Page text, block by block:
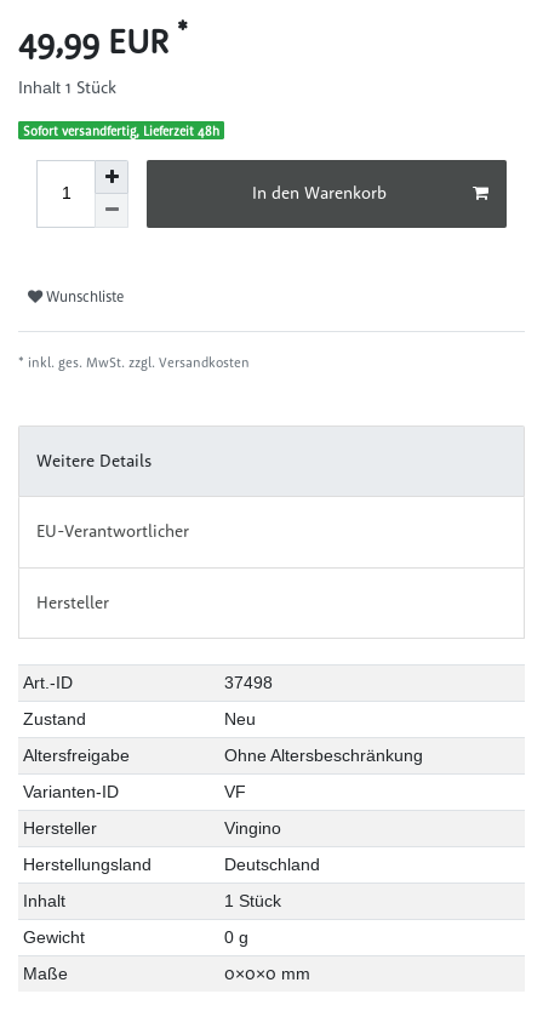
49,99 EUR *
Inhalt 1 Stück
Sofort versandfertig, Lieferzeit 48h
In den Warenkorb
Wunschliste
* inkl. ges. MwSt. zzgl. Versandkosten
Weitere Details
EU-Verantwortlicher
Hersteller
Art.-ID
37498
Zustand
Neu
Altersfreigabe
Ohne Altersbeschränkung
Varianten-ID
VF
Hersteller
Vingino
Herstellungsland
Deutschland
Inhalt
1 Stück
Gewicht
0 g
Maße
0×0×0 mm